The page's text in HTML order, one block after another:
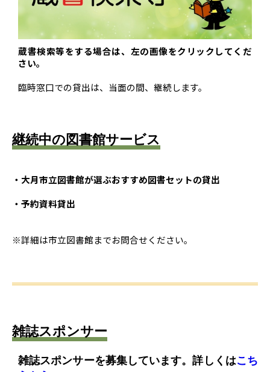
蔵書検索等をする場合は、左の画像をクリックしてくだ
さい。
臨時窓口での貸出は、当面の間、継続します。
継続中の図書館サービス
・大月市立図書館が選ぶおすすめ図書セットの貸出
・予約資料貸出
※詳細は市立図書館までお問合せください。
雑誌スポンサー
雑誌スポンサーを募集しています。詳しくはこち